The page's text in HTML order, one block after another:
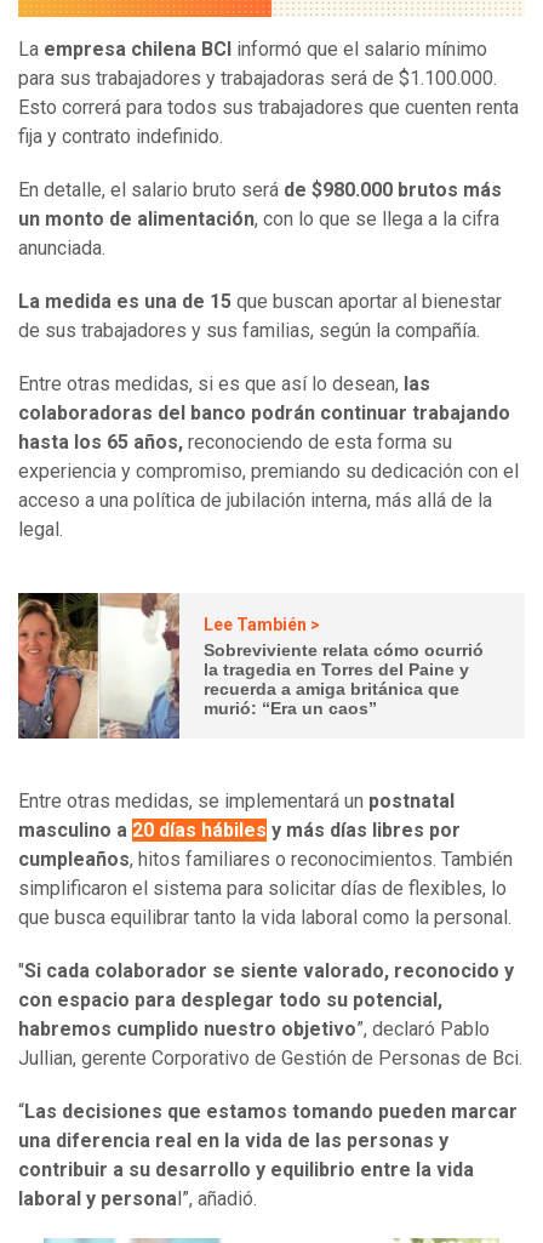
La empresa chilena BCI informó que el salario mínimo
para sus trabajadores y trabajadoras será de $1.100.000.
Esto correrá para todos sus trabajadores que cuenten renta
fija y contrato indefinido.
En detalle, el salario bruto será de $980.000 brutos más
un monto de alimentación, con lo que se llega a la cifra
anunciada.
La medida es una de 15 que buscan aportar al bienestar
de sus trabajadores y sus familias, según la compañía.
Entre otras medidas, si es que así lo desean, las
colaboradoras del banco podrán continuar trabajando
hasta los 65 años, reconociendo de esta forma su
experiencia y compromiso, premiando su dedicación con el
acceso a una política de jubilación interna, más allá de la
legal.
Lee También >
Sobreviviente relata cómo ocurrió
la tragedia en Torres del Paine y
recuerda a amiga británica que
murió: “Era un caos”
Entre otras medidas, se implementará un postnatal
masculino a 20 días hábiles y más días libres por
cumpleaños, hitos familiares o reconocimientos. También
simplificaron el sistema para solicitar días de flexibles, lo
que busca equilibrar tanto la vida laboral como la personal.
"Si cada colaborador se siente valorado, reconocido y
con espacio para desplegar todo su potencial,
habremos cumplido nuestro objetivo”, declaró Pablo
Jullian, gerente Corporativo de Gestión de Personas de Bci.
“Las decisiones que estamos tomando pueden marcar
una diferencia real en la vida de las personas y
contribuir a su desarrollo y equilibrio entre la vida
laboral y persona l”, añadió.